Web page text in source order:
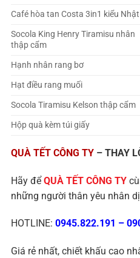
Café hòa tan Costa 3in1 kiểu Nhật
Socola King Henry Tiramisu nhân
thập cẩm
Hạnh nhân rang bơ
Hạt điều rang muối
Socola Tiramisu Kelson thập cẩm
Hộp quà kèm túi giấy
QUÀ TẾT CÔNG TY – THAY
Hãy đểQUÀ TẾT CÔNG TY
những người thân yêu nhân
HOTLINE: 0945.822.191 –
Giá rẻ nhất, chiết khấu cao